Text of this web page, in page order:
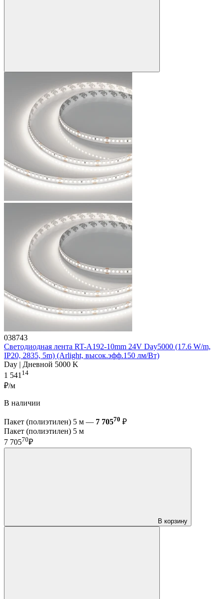
038743
Светодиодная лента RT-A192-10mm 24V Day5000 (17.6 W/m,
IP20, 2835, 5m) (Arlight, высок.эфф.150 лм/Вт)
Day | Дневной 5000 K
1 541 14
₽/м
В наличии
Пакет (полиэтилен) 5 м — 7 70570 ₽
Пакет (полиэтилен) 5 м
7 70570₽
В корзину